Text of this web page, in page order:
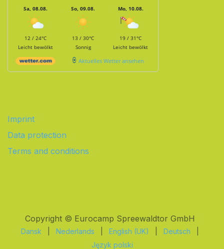
Sa, 08.08.
12 / 24°C
Leicht bewölkt
So, 09.08.
13 / 30°C
Sonnig
Mo, 10.08.
19 / 31°C
Leicht bewölkt
Aktuelles Wetter ansehen
Imprint
Data protection
Terms and conditions
Copyright © Eurocamp Spreewaldtor GmbH
Dansk Nederlands English (UK) Deutsch
Język polski